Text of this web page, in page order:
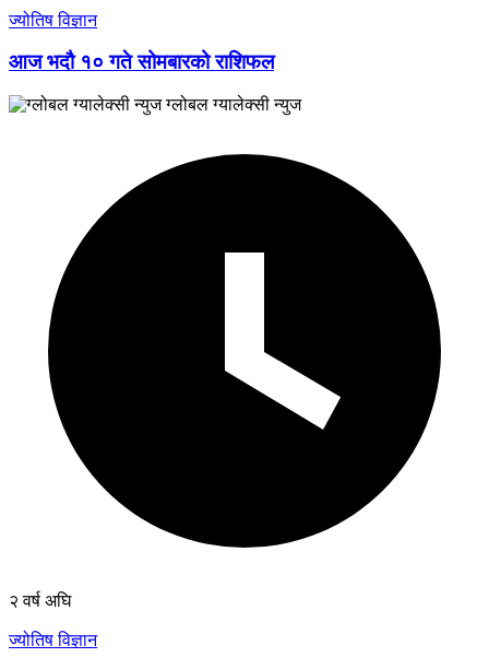
ज्योतिष विज्ञान
आज भदौ १० गते सोमबारको राशिफल
ग्लोबल ग्यालेक्सी न्युज
२ वर्ष अघि
ज्योतिष विज्ञान